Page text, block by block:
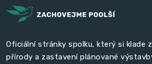
Oficiální stránky spolku, který si klade
přírody a zastavení plánované